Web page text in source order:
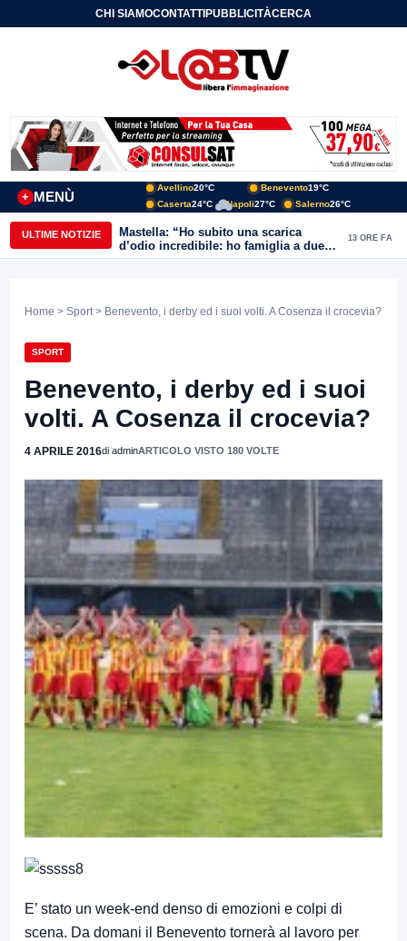
CHI SIAMOCONTATTIPUBBLICITÀCERCA
MENÙ
+
Avellino20°C Benevento19°C
Caserta24°C Napoli27°C Salerno26°C
ULTIME NOTIZIE
Mastella: “Ho subito una scarica
d’odio incredibile: ho famiglia a due
passi dal Calore”
13 ORE FA
Home > Sport > Benevento, i derby ed i suoi volti. A Cosenza il crocevia?
SPORT
Benevento, i derby ed i suoi
volti. A Cosenza il crocevia?
4 APRILE 2016di adminARTICOLO VISTO 180 VOLTE
E’ stato un week-end denso di emozioni e colpi di
scena. Da domani il Benevento tornerà al lavoro per